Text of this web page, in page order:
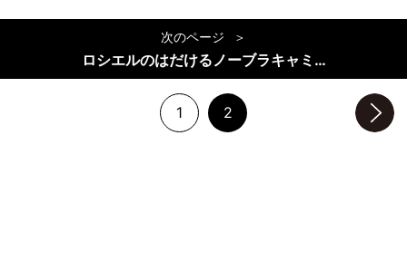
次のページ
ロシエルのはだけるノーブラキャミ…
1 2